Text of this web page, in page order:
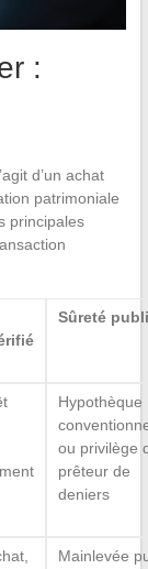
:
d’un achat
patrimoniale
principales
Sûreté
Hypothèque
ou privilège
prêteur de
deniers
Mainlevée